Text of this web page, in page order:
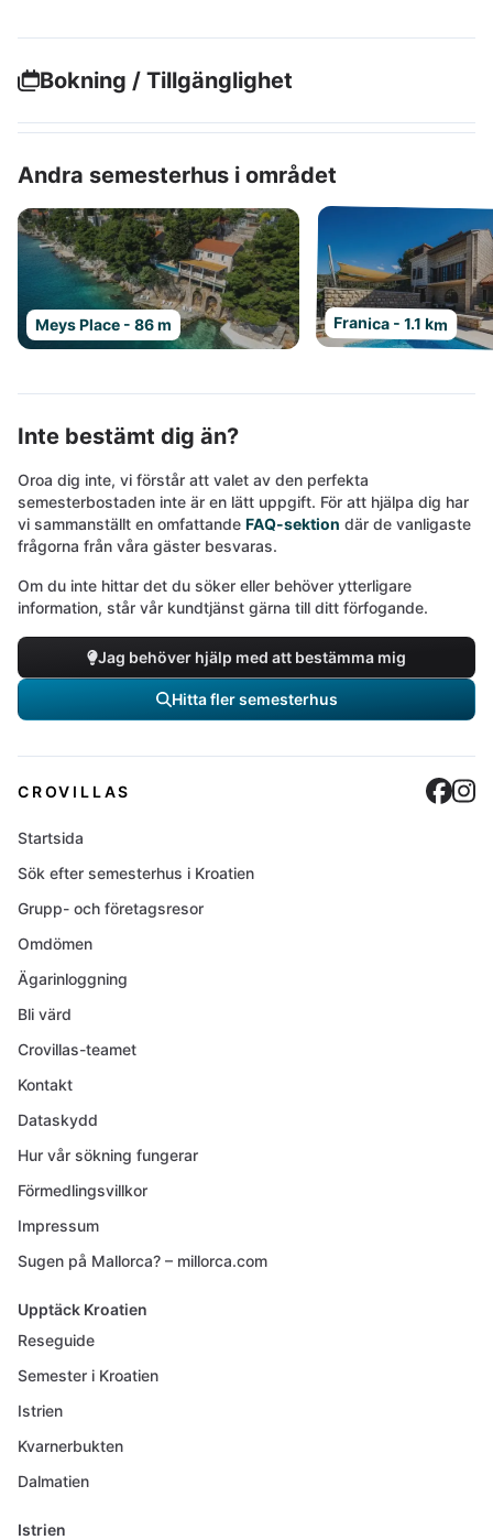
Bokning / Tillgänglighet
Andra semesterhus i området
Meys Place - 86 m Franica - 1.1 km
Inte bestämt dig än?
Oroa dig inte, vi förstår att valet av den perfekta
semesterbostaden inte är en lätt uppgift. För att hjälpa dig har
vi sammanställt en omfattande FAQ-sektion där de vanligaste
frågorna från våra gäster besvaras.
Om du inte hittar det du söker eller behöver ytterligare
information, står vår kundtjänst gärna till ditt förfogande.
Jag behöver hjälp med att bestämma mig
Hitta fler semesterhus
CROVILLAS
Startsida
Sök efter semesterhus i Kroatien
Grupp- och företagsresor
Omdömen
Ägarinloggning
Bli värd
Crovillas-teamet
Kontakt
Dataskydd
Hur vår sökning fungerar
Förmedlingsvillkor
Impressum
Sugen på Mallorca? – millorca.com
Upptäck Kroatien
Reseguide
Semester i Kroatien
Istrien
Kvarnerbukten
Dalmatien
Istrien